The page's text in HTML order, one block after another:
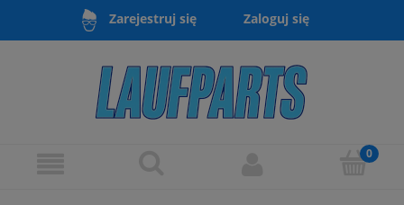
Zarejestruj się Zaloguj się